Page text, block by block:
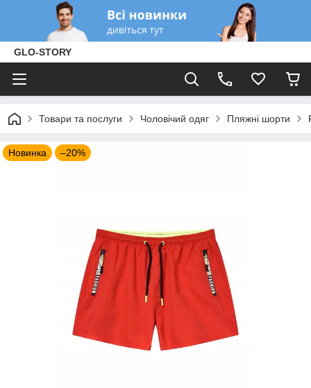
GLO-STORY
Товари та послуги Чоловічий одяг Пляжні шорти
Новинка –20%